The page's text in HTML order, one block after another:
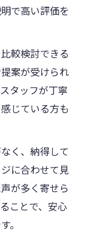
で高い評価を
較検討できる
案が受けられ
タッフが丁寧
じている方も
く、納得して
に合わせて見
が多く寄せら
ことで、安心
。